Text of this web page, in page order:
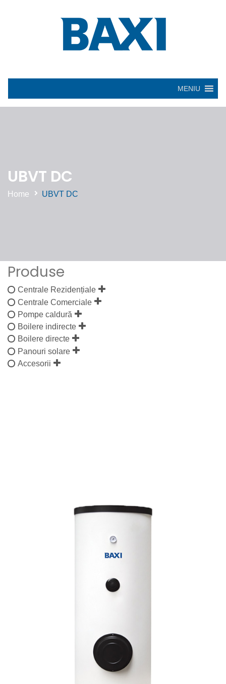
MENIU
UBVT DC
Home UBVT DC
Produse
Centrale Rezidențiale
Centrale Comerciale
Pompe caldură
Boilere indirecte
Boilere directe
Panouri solare
Accesorii